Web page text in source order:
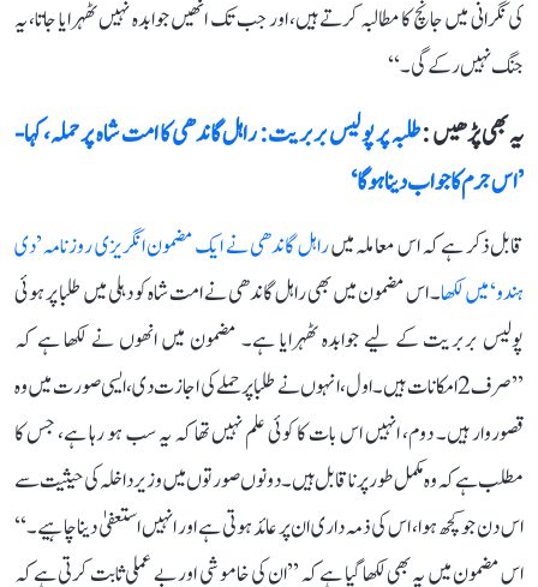
کی نگرانی میں جانچ کا مطالبہ کرتے ہیں، اور جب تک انھیں جوابدہ نہیں ٹھہرایا جاتا، یہ
جنگ نہیں رکے گی۔‘‘
یہ بھی پڑھیں :طلبہ پر پولیس بربریت: راہل گاندھی کا امت شاہ پر حملہ، کہا-
’اس جرم کا جواب دینا ہوگا‘
قابل ذکر ہے کہ اس معاملہ میںراہل گاندھی نے ایک مضمون انگریزی روزنامہ ’دی
ہندو‘ میں لکھا۔ اس مضمون میں بھی راہل گاندھی نے امت شاہ کو دہلی میں طلبا پر ہوئی
پولیس بربریت کے لیے جوابدہ ٹھہرایا ہے۔ مضمون میں انھوں نے لکھا ہے کہ
’’صرف 2 امکانات ہیں۔ اول، انہوں نے طلبا پر حملے کی اجازت دی، ایسی صورت میں وہ
قصوروار ہیں۔ دوم، انہیں اس بات کا کوئی علم نہیں تھا کہ یہ سب ہو رہا ہے، جس کا
مطلب ہے کہ وہ مکمل طور پر ناقابل ہیں۔ دونوں صورتوں میں وزیر داخلہ کی حیثیت سے
اس دن جو کچھ ہوا، اس کی ذمہ داری ان پر عائد ہوتی ہے اور انہیں استعفیٰ دینا چاہیے۔‘‘
اس مضمون میں یہ بھی لکھا گیا ہے کہ ’’ان کی خاموشی اور بے عملی ثابت کرتی ہے کہ